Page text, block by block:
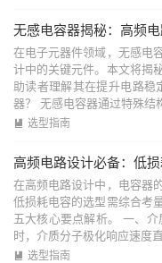
无感电容器揭秘：高频
在电子元器件领域，无感电
计中的关键元件。本文将揭
助读者理解其在提升电路稳
器？ 无感电容器通过特殊结
 选型指南
高频电路设计必备：低
在高频电路设计中，电容器
低损耗电容的选型需综合考
五大核心要点解析。 一、
时，介质分子极化响应速度
 选型指南